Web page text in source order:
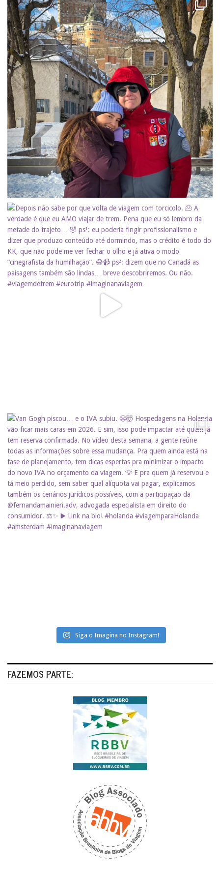
Siga o Imagina no Instagram!
FAZEMOS PARTE: